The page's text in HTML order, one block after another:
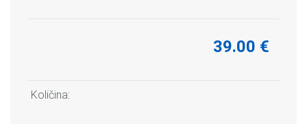
39.00 €
Količina: